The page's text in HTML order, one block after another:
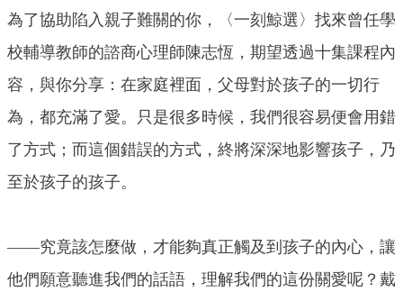
為了協助陷入親子難關的你，〈一刻鯨選〉找來曾任學
校輔導教師的諮商心理師陳志恆，期望透過十集課程內
容，與你分享：在家庭裡面，父母對於孩子的一切行
為，都充滿了愛。只是很多時候，我們很容易便會用錯
了方式；而這個錯誤的方式，終將深深地影響孩子，乃
至於孩子的孩子。
——究竟該怎麼做，才能夠真正觸及到孩子的內心，讓
他們願意聽進我們的話語，理解我們的這份關愛呢？戴